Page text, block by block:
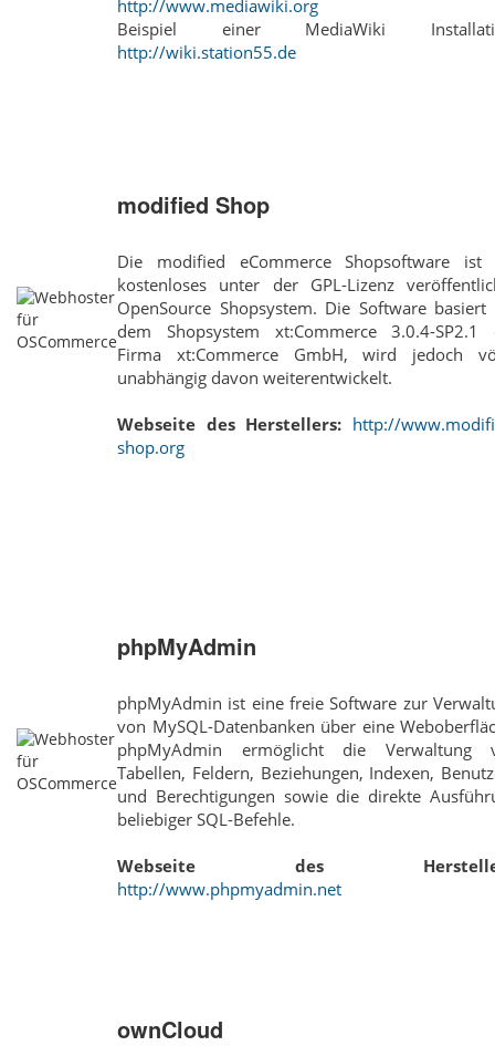
http://www.mediawiki.org
Beispiel einer MediaWiki
http://wiki.station55.de
modified Shop
Die modified eCommerce Shopsoftware ist
kostenloses unter der GPL-Lizenz
OpenSource Shopsystem. Die Software basiert
dem Shopsystem xt:Commerce 3.0.4-SP2.1
Firma xt:Commerce GmbH, wird jedoch
unabhängig davon weiterentwickelt.
Webseite des Herstellers: http://
shop.org
phpMyAdmin
phpMyAdmin ist eine freie Software zur
von MySQL-Datenbanken über eine
phpMyAdmin ermöglicht die Verwaltung
Tabellen, Feldern, Beziehungen, Indexen,
und Berechtigungen sowie die direkte
beliebiger SQL-Befehle.
Webseite des
http://www.phpmyadmin.net
ownCloud